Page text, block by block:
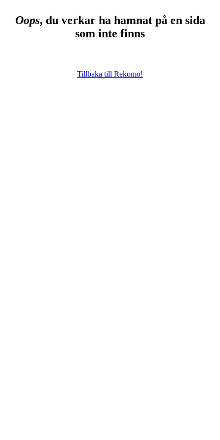
Oops, du verkar ha hamnat på en sida
som inte finns
Tillbaka till Rekomo!